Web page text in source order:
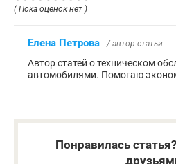
( Пока оценок нет )
Елена Петрова / автор статьи
Автор статей о техническом
автомобилями. Помогаю
Понравилась